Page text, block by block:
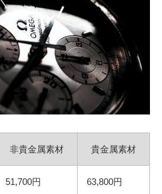
非貴金属素材 貴金属素材
51,700円 63,800円